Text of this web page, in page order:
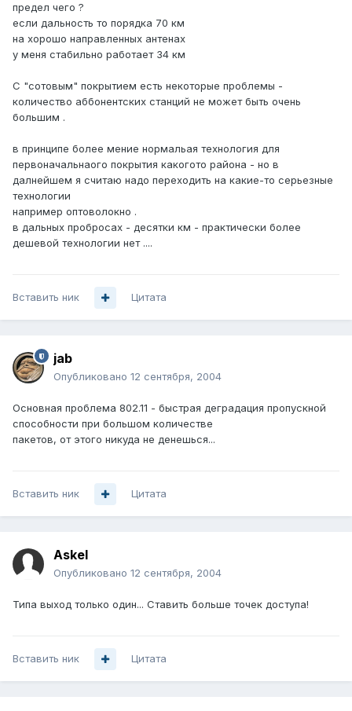
предел чего ?
если дальность то порядка 70 км
на хорошо направленных антенах
у меня стабильно работает 34 км
С "сотовым" покрытием есть некоторые проблемы -
количество аббонентских станций не может быть очень
большим .
в принципе более мение нормальая технология для
первоначальнаого покрытия какогото района - но в
далнейшем я считаю надо переходить на какие-то серьезные
технологии
например оптоволокно .
в дальных пробросах - десятки км - практически более
дешевой технологии нет ....
Вставить ник Цитата
jab
Опубликовано 12 сентября, 2004
Основная проблема 802.11 - быстрая деградация пропускной
способности при большом количестве
пакетов, от этого никуда не денешься...
Вставить ник Цитата
Askel
Опубликовано 12 сентября, 2004
Типа выход только один... Ставить больше точек доступа!
Вставить ник Цитата